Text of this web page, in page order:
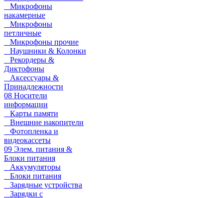
Микрофоны
накамерные
Микрофоны
петличные
Микрофоны прочие
Наушники & Колонки
Рекордеры &
Диктофоны
Аксессуары &
Принадлежности
08 Носители
информации
Карты памяти
Внешние накопители
Фотопленка и
видеокассеты
09 Элем. питания &
Блоки питания
Аккумуляторы
Блоки питания
Зарядные устройства
Зарядки с